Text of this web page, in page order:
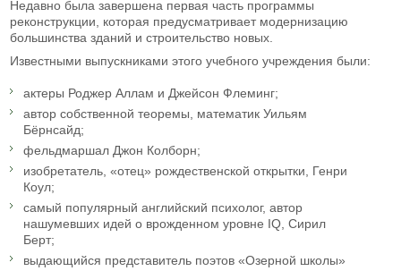
Недавно была завершена первая часть программы
реконструкции, которая предусматривает модернизацию
большинства зданий и строительство новых.
Известными выпускниками этого учебного учреждения были:
актеры Роджер Аллам и Джейсон Флеминг;
автор собственной теоремы, математик Уильям
Бёрнсайд;
фельдмаршал Джон Колборн;
изобретатель, «отец» рождественской открытки, Генри
Коул;
самый популярный английский психолог, автор
нашумевших идей о врожденном уровне IQ, Сирил
Берт;
выдающийся представитель поэтов «Озерной школы»